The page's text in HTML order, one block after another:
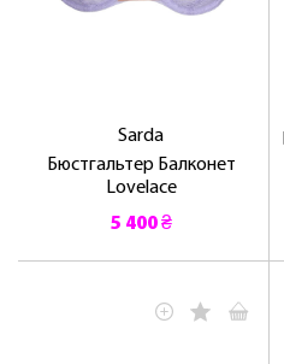
Sarda
Бюстгальтер Балконет
Lovelace
5 400 ₴